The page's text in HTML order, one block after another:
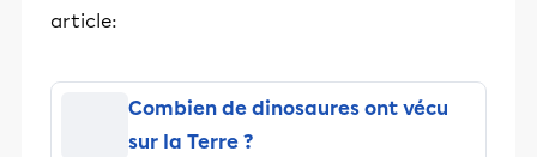
article:
Combien de dinosaures ont vécu
sur la Terre ?